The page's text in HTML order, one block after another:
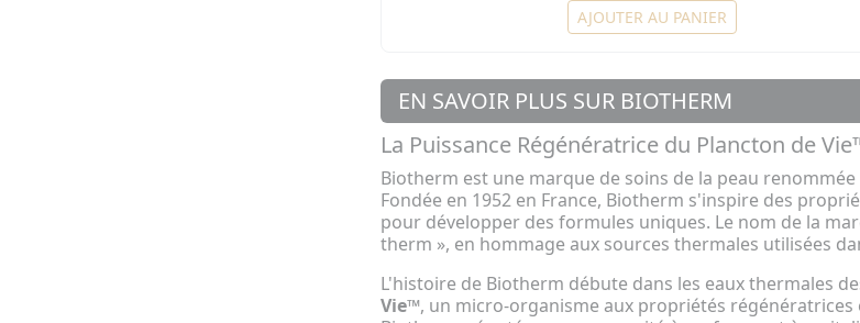
AJOUTER AU PANIER
EN SAVOIR PLUS SUR BIOTHERM
La Puissance Régénératrice du Plancton de
Biotherm est une marque de soins de la peau
Fondée en 1952 en France, Biotherm s'inspire des
pour développer des formules uniques. Le nom de la
therm », en hommage aux sources thermales utilisées
L'histoire de Biotherm débute dans les eaux thermales
Vie™, un micro-organisme aux propriétés